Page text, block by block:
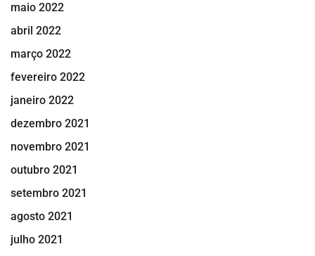
maio 2022
abril 2022
março 2022
fevereiro 2022
janeiro 2022
dezembro 2021
novembro 2021
outubro 2021
setembro 2021
agosto 2021
julho 2021